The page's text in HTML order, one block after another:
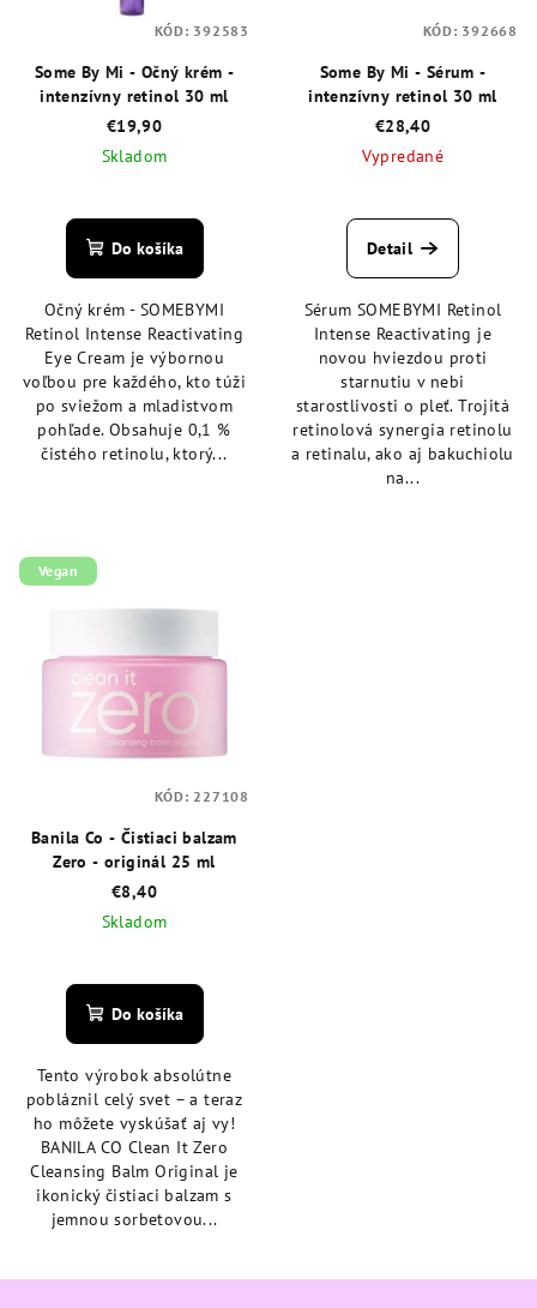
Some By Mi - Očný krém -
intenzívny retinol 30 ml
€19,90
Skladom
hodnotenie
produktu
z
5
hviezdičiek.
Do košíka
Očný krém - SOMEBYMI
Retinol Intense Reactivating
Eye Cream je výbornou
voľbou pre každého, kto túži
po sviežom a mladistvom
pohľade. Obsahuje 0,1 %
čistého retinolu, ktorý...
KÓD: 392583
Some By Mi - Sérum -
intenzívny retinol 30 ml
€28,40
Vypredané
hodnotenie
produktu
z
5
hviezdičiek.
Detail
Sérum SOMEBYMI Retinol
Intense Reactivating je
novou hviezdou proti
starnutiu v nebi
starostlivosti o pleť. Trojitá
retinolová synergia retinolu
a retinalu, ako aj bakuchiolu
na...
KÓD: 392668
Vegan
Banila Co - Čistiaci balzam
Zero - originál 25 ml
€8,40
Skladom
hodnotenie
produktu
z
5
hviezdičiek.
Do košíka
Tento výrobok absolútne
pobláznil celý svet – a teraz
ho môžete vyskúšať aj vy!
BANILA CO Clean It Zero
Cleansing Balm Original je
ikonický čistiaci balzam s
jemnou sorbetovou...
KÓD: 227108